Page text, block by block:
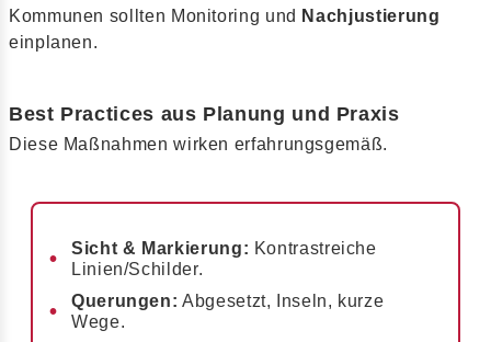
Kommunen sollten Monitoring und Nachjustierung
einplanen.
Best Practices aus Planung und Praxis
Diese Maßnahmen wirken erfahrungsgemäß.
Sicht & Markierung: Kontrastreiche
Linien/Schilder.
Querungen: Abgesetzt, Inseln, kurze
Wege.